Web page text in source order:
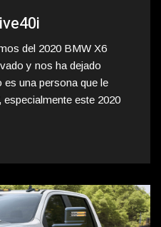
del 2020 BMW X6
y nos ha dejado
una persona que le
este 2020